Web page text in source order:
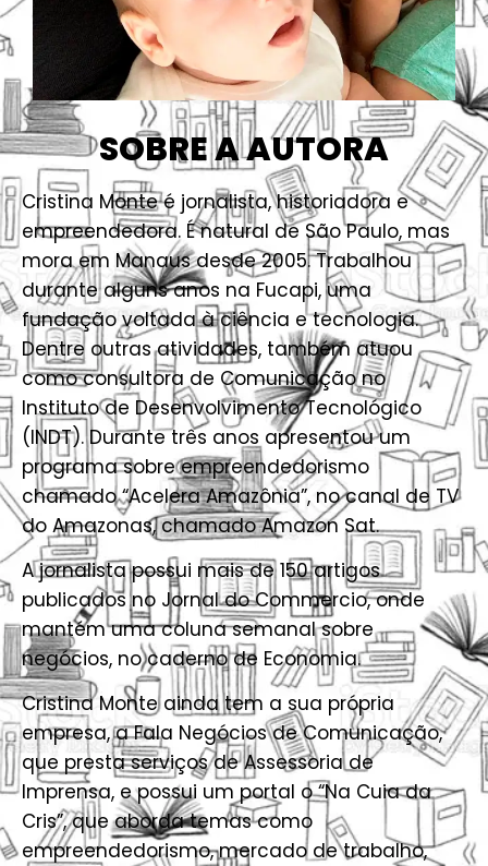
SOBRE A AUTORA
Cristina Monte é jornalista, historiadora e
empreendedora. É natural de São Paulo, mas
mora em Manaus desde 2005. Trabalhou
durante alguns anos na Fucapi, uma
fundação voltada à ciência e tecnologia.
Dentre outras atividades, também atuou
como consultora de Comunicação no
Instituto de Desenvolvimento Tecnológico
(INDT). Durante três anos apresentou um
programa sobre empreendedorismo
chamado “Acelera Amazônia”, no canal de TV
do Amazonas, chamado Amazon Sat.
A jornalista possui mais de 150 artigos
publicados no Jornal do Commercio, onde
mantém uma coluna semanal sobre
negócios, no caderno de Economia.
Cristina Monte ainda tem a sua própria
empresa, a Fala Negócios de Comunicação,
que presta serviços de Assessoria de
Imprensa, e possui um portal o “Na Cuia da
Cris”, que aborda temas como
empreendedorismo, mercado de trabalho,